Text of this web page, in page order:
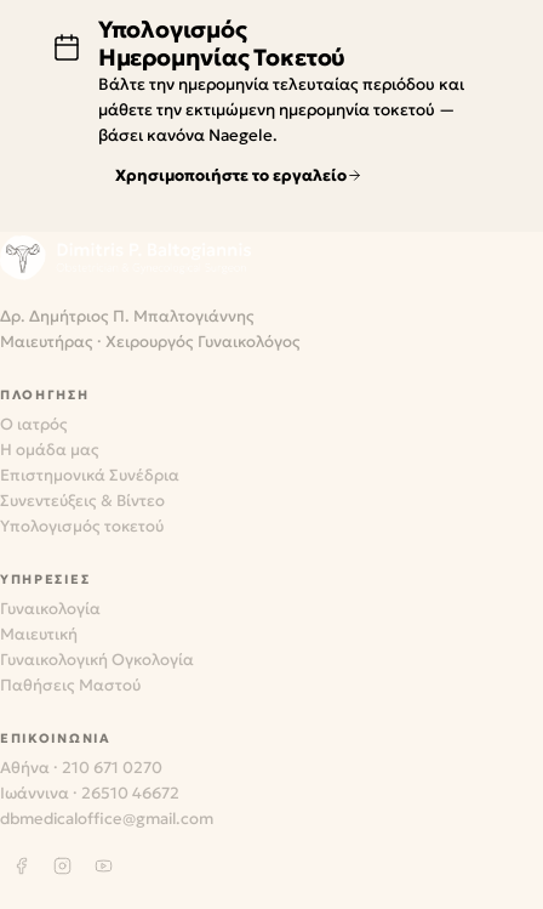
Υπολογισμός
Ημερομηνίας Τοκετού
Βάλτε την ημερομηνία τελευταίας περιόδου και
μάθετε την εκτιμώμενη ημερομηνία τοκετού —
βάσει κανόνα Naegele.
Χρησιμοποιήστε το εργαλείο
Δρ. Δημήτριος Π. Μπαλτογιάννης
Μαιευτήρας · Χειρουργός Γυναικολόγος
ΠΛΟΉΓΗΣΗ
Ο ιατρός
Η ομάδα μας
Επιστημονικά Συνέδρια
Συνεντεύξεις & Βίντεο
Υπολογισμός τοκετού
ΥΠΗΡΕΣΊΕΣ
Γυναικολογία
Μαιευτική
Γυναικολογική Ογκολογία
Παθήσεις Μαστού
ΕΠΙΚΟΙΝΩΝΊΑ
Αθήνα · 210 671 0270
Ιωάννινα · 26510 46672
dbmedicaloffice@gmail.com